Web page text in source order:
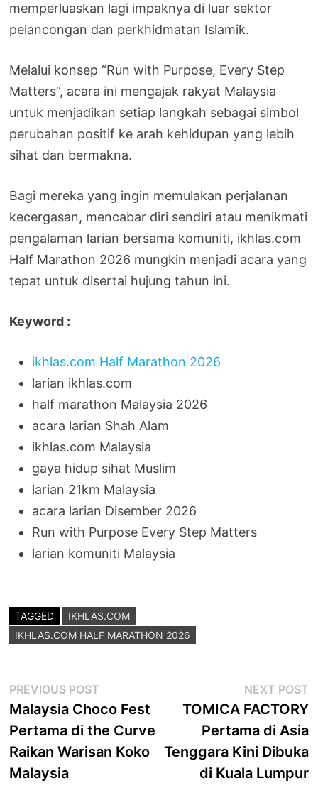
memperluaskan lagi impaknya di luar sektor
pelancongan dan perkhidmatan Islamik.
Melalui konsep “Run with Purpose, Every Step
Matters”, acara ini mengajak rakyat Malaysia
untuk menjadikan setiap langkah sebagai simbol
perubahan positif ke arah kehidupan yang lebih
sihat dan bermakna.
Bagi mereka yang ingin memulakan perjalanan
kecergasan, mencabar diri sendiri atau menikmati
pengalaman larian bersama komuniti, ikhlas.com
Half Marathon 2026 mungkin menjadi acara yang
tepat untuk disertai hujung tahun ini.
Keyword :
ikhlas.com Half Marathon 2026
larian ikhlas.com
half marathon Malaysia 2026
acara larian Shah Alam
ikhlas.com Malaysia
gaya hidup sihat Muslim
larian 21km Malaysia
acara larian Disember 2026
Run with Purpose Every Step Matters
larian komuniti Malaysia
TAGGED
IKHLAS.COM
IKHLAS.COM HALF MARATHON 2026
Post
navigation
PREVIOUS POST
post:
Malaysia Choco Fest
Pertama di the Curve
Raikan Warisan Koko
Malaysia
NEXT POST
TOMICA FACTORY
Pertama di Asia
Tenggara Kini Dibuka
di Kuala Lumpur